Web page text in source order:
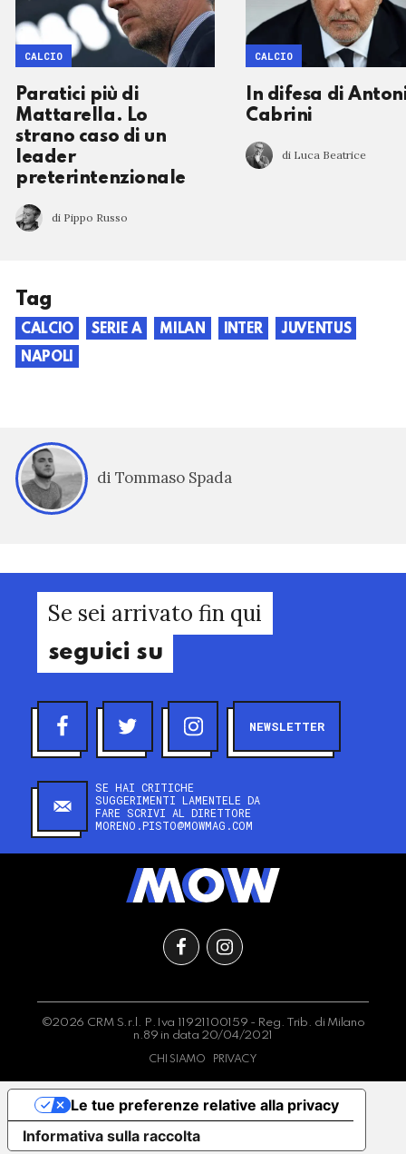
Paratici più di
Mattarella. Lo
strano caso di un
leader
preterintenzionale
di Pippo Russo
CALCIO
In difesa di
Cabrini
di Luca Beatrice
CALCIO
Tag
CALCIO SERIE A MILAN INTER
JUVENTUS
NAPOLI
di Tommaso Spada
Se sei arrivato fin qui
seguici su
NEWSLETTER
SE HAI CRITICHE
SUGGERIMENTI LAMENTELE DA
FARE SCRIVI AL DIRETTORE
MORENO.PISTO@MOWMAG.COM
©2026 CRM S.r.l. P.Iva 11921100159 - Reg. Trib. di Milano
n.89 in data 20/04/2021
CHI SIAMO PRIVACY
Informativa sulla raccolta
Le tue preferenze relative alla privacy